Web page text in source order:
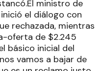
ministro de
el diálogo con
rechazada, mientras
oferta de $2.245
básico inicial del
vamos a bajar de